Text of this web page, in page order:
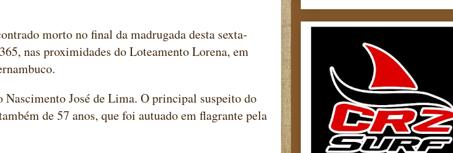
morto no final da madrugada desta sexta-
nas proximidades do Loteamento Lorena, em
José de Lima. O principal suspeito do
de 57 anos, que foi autuado em flagrante pela